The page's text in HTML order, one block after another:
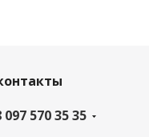
097 570 35 35